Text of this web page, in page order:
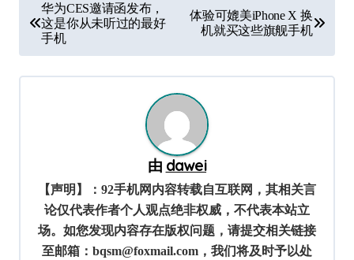
章
导
航
华为CES邀请函发布，
这是你从未听过的最好
手机
体验可媲美iPhone X 换
机就买这些旗舰手机
由 dawei
【声明】：92手机网内容转载自互联网，其相关言
论仅代表作者个人观点绝非权威，不代表本站立
场。如您发现内容存在版权问题，请提交相关链接
至邮箱：bqsm@foxmail.com，我们将及时予以处